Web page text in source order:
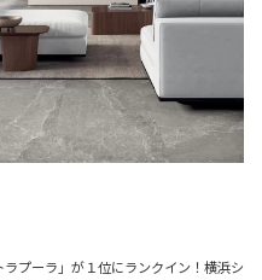
プーラ」が１位にランクイン！横浜シ